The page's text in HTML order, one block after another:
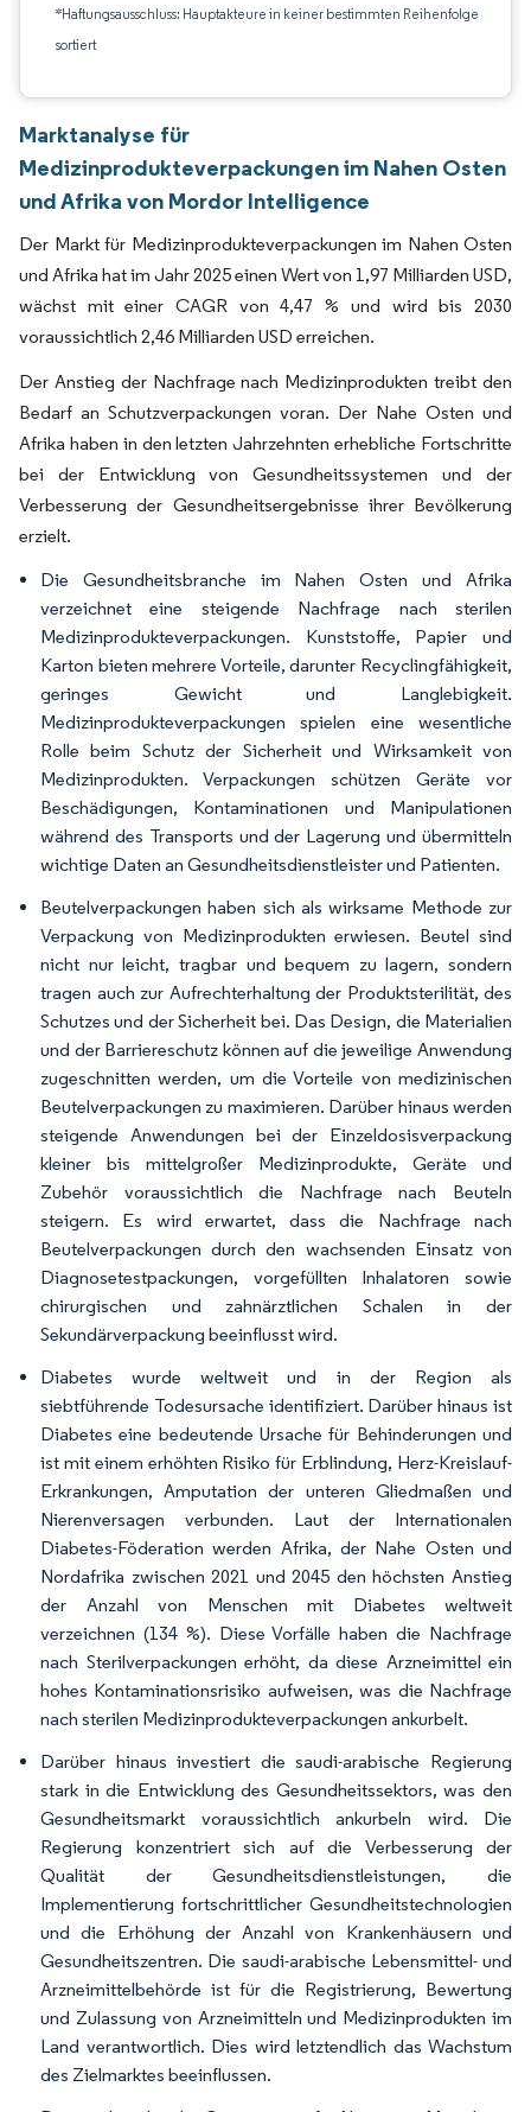
*Haftungsausschluss: Hauptakteure in keiner bestimmten Reihenfolge
sortiert
Marktanalyse für
Medizinprodukteverpackungen im Nahen Osten
und Afrika von Mordor Intelligence
Der Markt für Medizinprodukteverpackungen im Nahen Osten
und Afrika hat im Jahr 2025 einen Wert von 1,97 Milliarden USD,
wächst mit einer CAGR von 4,47 % und wird bis 2030
voraussichtlich 2,46 Milliarden USD erreichen.
Der Anstieg der Nachfrage nach Medizinprodukten treibt den
Bedarf an Schutzverpackungen voran. Der Nahe Osten und
Afrika haben in den letzten Jahrzehnten erhebliche Fortschritte
bei der Entwicklung von Gesundheitssystemen und der
Verbesserung der Gesundheitsergebnisse ihrer Bevölkerung
erzielt.
Die Gesundheitsbranche im Nahen Osten und Afrika
verzeichnet eine steigende Nachfrage nach sterilen
Medizinprodukteverpackungen. Kunststoffe, Papier und
Karton bieten mehrere Vorteile, darunter Recyclingfähigkeit,
geringes Gewicht und Langlebigkeit.
Medizinprodukteverpackungen spielen eine wesentliche
Rolle beim Schutz der Sicherheit und Wirksamkeit von
Medizinprodukten. Verpackungen schützen Geräte vor
Beschädigungen, Kontaminationen und Manipulationen
während des Transports und der Lagerung und übermitteln
wichtige Daten an Gesundheitsdienstleister und Patienten.
Beutelverpackungen haben sich als wirksame Methode zur
Verpackung von Medizinprodukten erwiesen. Beutel sind
nicht nur leicht, tragbar und bequem zu lagern, sondern
tragen auch zur Aufrechterhaltung der Produktsterilität, des
Schutzes und der Sicherheit bei. Das Design, die Materialien
und der Barriereschutz können auf die jeweilige Anwendung
zugeschnitten werden, um die Vorteile von medizinischen
Beutelverpackungen zu maximieren. Darüber hinaus werden
steigende Anwendungen bei der Einzeldosisverpackung
kleiner bis mittelgroßer Medizinprodukte, Geräte und
Zubehör voraussichtlich die Nachfrage nach Beuteln
steigern. Es wird erwartet, dass die Nachfrage nach
Beutelverpackungen durch den wachsenden Einsatz von
Diagnosetestpackungen, vorgefüllten Inhalatoren sowie
chirurgischen und zahnärztlichen Schalen in der
Sekundärverpackung beeinflusst wird.
Diabetes wurde weltweit und in der Region als
siebtführende Todesursache identifiziert. Darüber hinaus ist
Diabetes eine bedeutende Ursache für Behinderungen und
ist mit einem erhöhten Risiko für Erblindung, Herz-Kreislauf-
Erkrankungen, Amputation der unteren Gliedmaßen und
Nierenversagen verbunden. Laut der Internationalen
Diabetes-Föderation werden Afrika, der Nahe Osten und
Nordafrika zwischen 2021 und 2045 den höchsten Anstieg
der Anzahl von Menschen mit Diabetes weltweit
verzeichnen (134 %). Diese Vorfälle haben die Nachfrage
nach Sterilverpackungen erhöht, da diese Arzneimittel ein
hohes Kontaminationsrisiko aufweisen, was die Nachfrage
nach sterilen Medizinprodukteverpackungen ankurbelt.
Darüber hinaus investiert die saudi-arabische Regierung
stark in die Entwicklung des Gesundheitssektors, was den
Gesundheitsmarkt voraussichtlich ankurbeln wird. Die
Regierung konzentriert sich auf die Verbesserung der
Qualität der Gesundheitsdienstleistungen, die
Implementierung fortschrittlicher Gesundheitstechnologien
und die Erhöhung der Anzahl von Krankenhäusern und
Gesundheitszentren. Die saudi-arabische Lebensmittel- und
Arzneimittelbehörde ist für die Registrierung, Bewertung
und Zulassung von Arzneimitteln und Medizinprodukten im
Land verantwortlich. Dies wird letztendlich das Wachstum
des Zielmarktes beeinflussen.